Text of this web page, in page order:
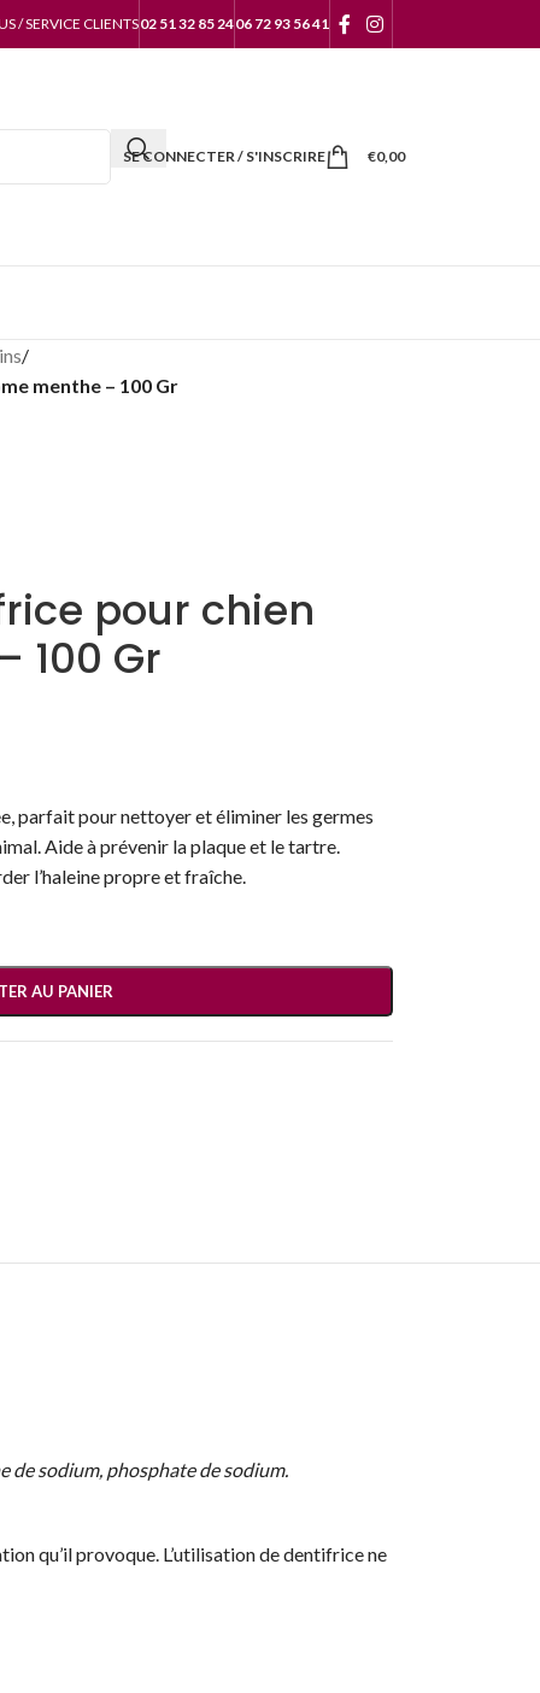
/ SERVICE CLIENTS02 51 32 85 2406 72 93 56 41
SE CONNECTER / S'INSCRIRE €0,00
/
menthe – 100 Gr
pour chien
100 Gr
parfait pour nettoyer et éliminer les germes
Aide à prévenir la plaque et le tartre.
l’haleine propre et fraîche.
AU PANIER
de sodium, phosphate de sodium.
qu’il provoque. L’utilisation de dentifrice ne